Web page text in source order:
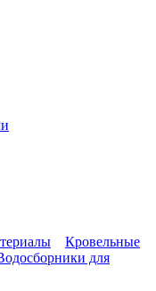
Кровельные
для